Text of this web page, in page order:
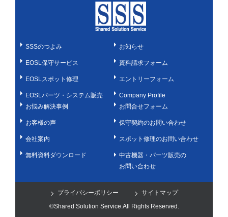
SSSのつよみ
EOSL保守サービス
EOSLスポット修理
EOSLパーツ・システム販売
お悩み解決事例
お客様の声
会社案内
無料資料ダウンロード
お知らせ
資料請求フォーム
エントリーフォーム
Company Profile
お問合せフォーム
保守契約のお問い合わせ
スポット修理のお問い合わせ
中古機器・パーツ販売の
お問い合わせ
プライバシーポリシー
サイトマップ
©Shared Solution Service.All Rights Reserved.